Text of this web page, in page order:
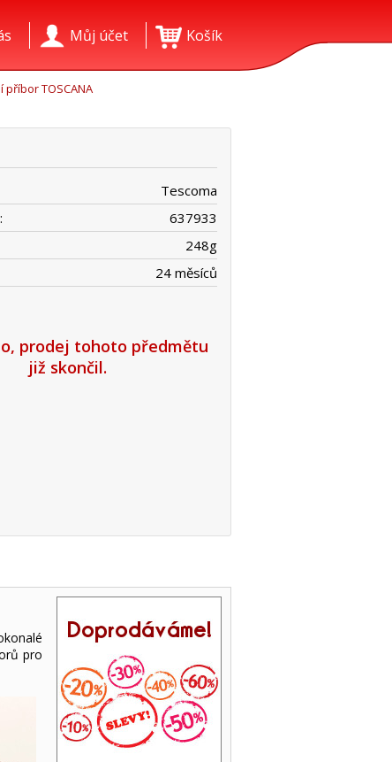
Košík
Můj účet
příbor TOSCANA
Tescoma
637933
248g
24 měsíců
prodej tohoto předmětu
již skončil.
pro